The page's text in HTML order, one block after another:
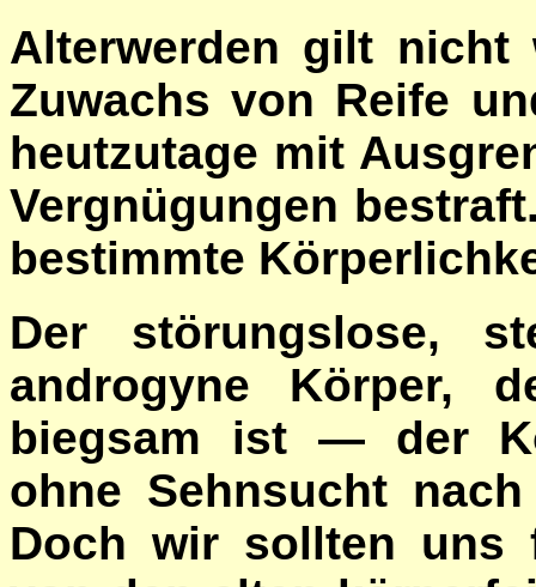
Alterwerden gilt
Zuwachs von Reife
heutzutage mit
Vergnügungen
bestimmte
Der störungslose,
androgyne Körper,
biegsam ist — der
ohne Sehnsucht
Doch wir sollten uns